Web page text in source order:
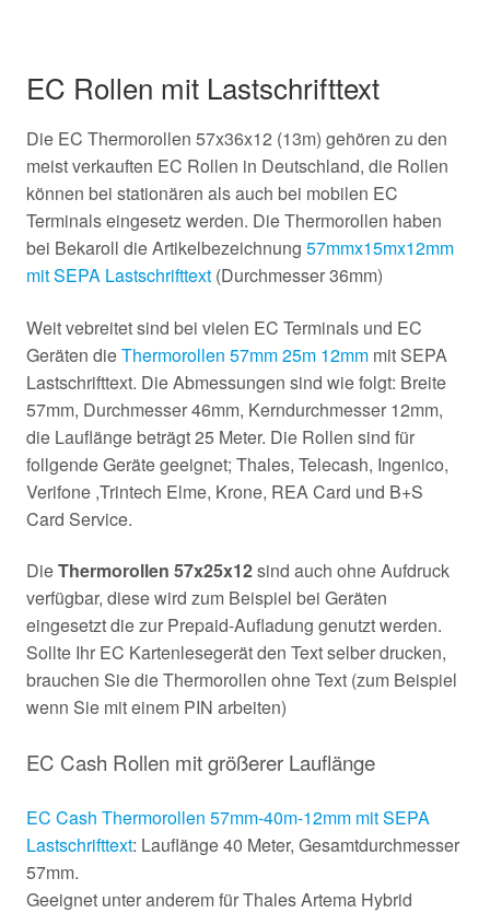
EC Rollen mit Lastschrifttext
Die EC Thermorollen 57x36x12 (13m) gehören zu den
meist verkauften EC Rollen in Deutschland, die Rollen
können bei stationären als auch bei mobilen EC
Terminals eingesetz werden. Die Thermorollen haben
bei Bekaroll die Artikelbezeichnung 57mmx15mx12mm
mit SEPA Lastschrifttext (Durchmesser 36mm)
Weit vebreitet sind bei vielen EC Terminals und EC
Geräten dieThermorollen 57mm 25m 12mm mit SEPA
Lastschrifttext. Die Abmessungen sind wie folgt: Breite
57mm, Durchmesser 46mm, Kerndurchmesser 12mm,
die Lauflänge beträgt 25 Meter. Die Rollen sind für
follgende Geräte geeignet; Thales, Telecash, Ingenico,
Verifone ,Trintech Elme, Krone, REA Card und B+S
Card Service.
DieThermorollen 57x25x12sind auch ohne Aufdruck
verfügbar, diese wird zum Beispiel bei Geräten
eingesetzt die zur Prepaid-Aufladung genutzt werden.
Sollte Ihr EC Kartenlesegerät den Text selber drucken,
brauchen Sie die Thermorollen ohne Text (zum Beispiel
wenn Sie mit einem PIN arbeiten)
EC Cash Rollen mit größerer Lauflänge
EC Cash Thermorollen 57mm-40m-12mm mit SEPA
Lastschrifttext: Lauflänge 40 Meter, Gesamtdurchmesser
57mm.
Geeignet unter anderem für Thales Artema Hybrid